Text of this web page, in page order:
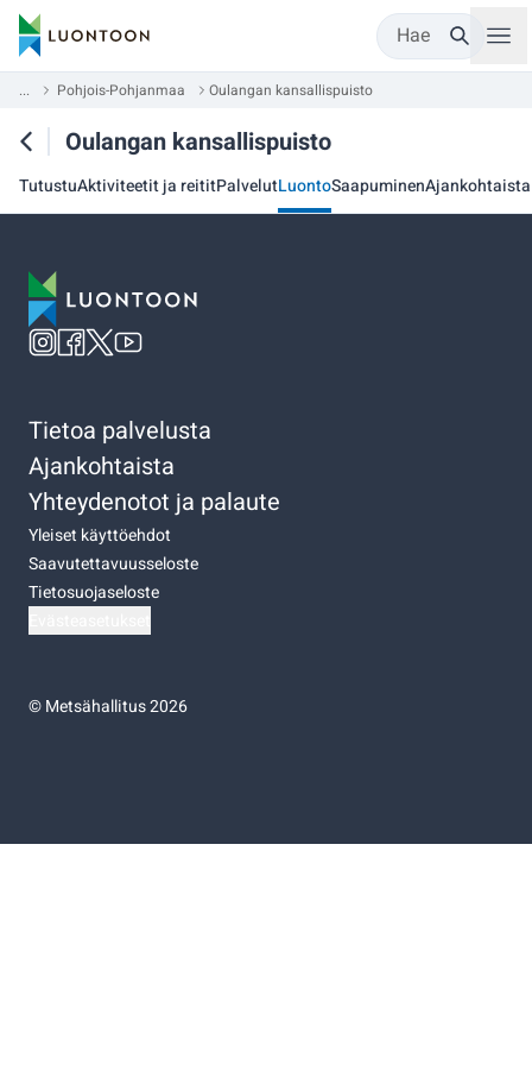
Hae
... Pohjois-Pohjanmaa Oulangan kansallispuisto
Oulangan kansallispuisto
TutustuAktiviteetit ja reititPalvelutLuontoSaapuminenAjankohtaista
Tietoa palvelusta
Ajankohtaista
Yhteydenotot ja palaute
Yleiset käyttöehdot
Saavutettavuusseloste
Tietosuojaseloste
©Metsähallitus 2026